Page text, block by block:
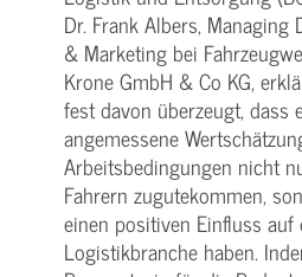
Dr. Frank Albers, Managing
& Marketing bei
Krone GmbH & Co KG,
fest davon überzeugt, dass
angemessene
Arbeitsbedingungen nicht
Fahrern zugutekommen,
einen positiven Einfluss auf
Logistikbranche haben.